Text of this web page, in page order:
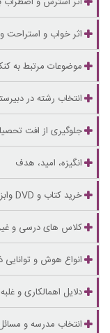
اثر خواب و استراحت
موضوعات مرتبط به
انتخاب رشته در
جلوگیری از افت
انگیزه، امید، هدف
خرید کتاب و DVD وابزار آموزشی
کلاس های درسی و
انواع هوش و
دلایل اهمالکاری و
انتخاب مدرسه و